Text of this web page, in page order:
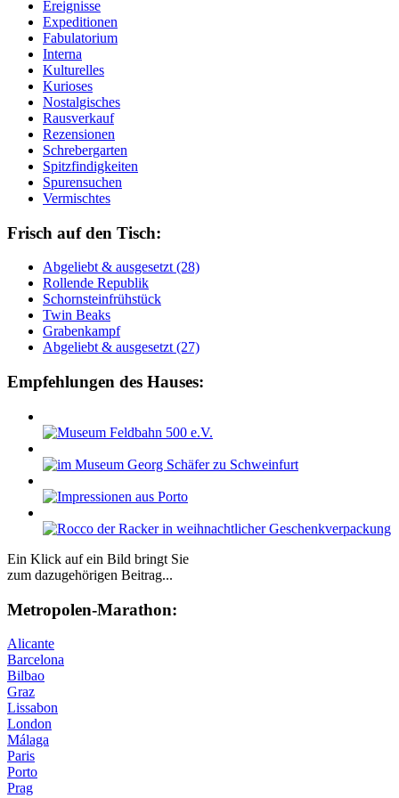
Ereignisse
Expeditionen
Fabulatorium
Interna
Kulturelles
Kurioses
Nostalgisches
Rausverkauf
Rezensionen
Schrebergarten
Spitzfindigkeiten
Spurensuchen
Vermischtes
Frisch auf den Tisch:
Ab­ge­liebt & aus­ge­setzt (28)
Rol­len­de Re­pu­blik
Schorn­stein­früh­stück
Twin Beaks
Gra­ben­kampf
Ab­ge­liebt & aus­ge­setzt (27)
Empfehlungen des Hauses:
Ein Klick auf ein Bild bringt Sie
zum dazugehörigen Beitrag...
Me­tro­po­len-Ma­ra­thon:
Alicante
Barcelona
Bilbao
Graz
Lissabon
London
Málaga
Paris
Porto
Prag